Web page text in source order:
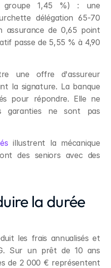
groupe 1,45 %) : une
délégation 65-70
assurance de 0,65 point
passe de 5,55 % à 4,90
une offre d'assureur
la signature. La banque
pour répondre. Elle ne
ne sont pas
illustrent la mécanique
des seniors avec des
la durée
les frais annualisés et
Sur un prêt de 10 ans
de 2 000 € représentent